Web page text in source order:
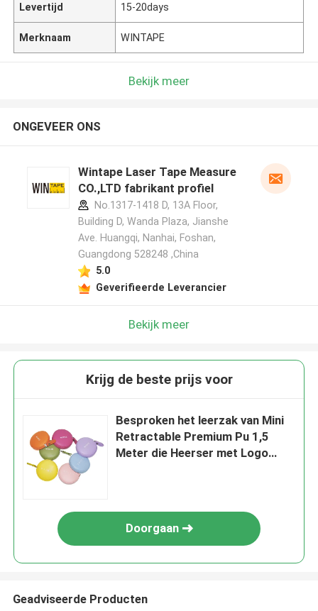
Levertijd 15-20days
Merknaam WINTAPE
Bekijk meer
ONGEVEER ONS
Wintape Laser Tape Measure
CO.,LTD fabrikant profiel
No.1317-1418 D, 13A Floor,
Building D, Wanda Plaza, Jianshe
Ave. Huangqi, Nanhai, Foshan,
Guangdong 528248 ,China
5.0
Geverifieerde Leverancier
Bekijk meer
Krijg de beste prijs voor
Besproken het leerzak van Mini
Retractable Premium Pu 1,5
Meter die Heerser met Logo
Doorgaan
Geadviseerde Producten